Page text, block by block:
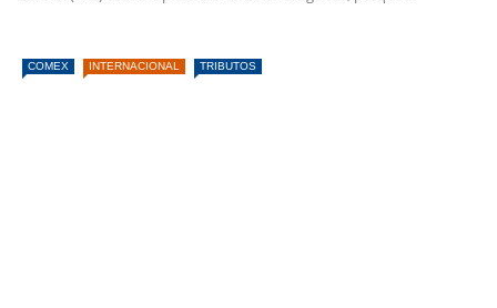
COMEX INTERNACIONAL TRIBUTOS